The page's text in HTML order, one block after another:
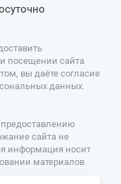
посещении сайта
вы даёте согласие
данных.
сайта не
информация носит
материалов